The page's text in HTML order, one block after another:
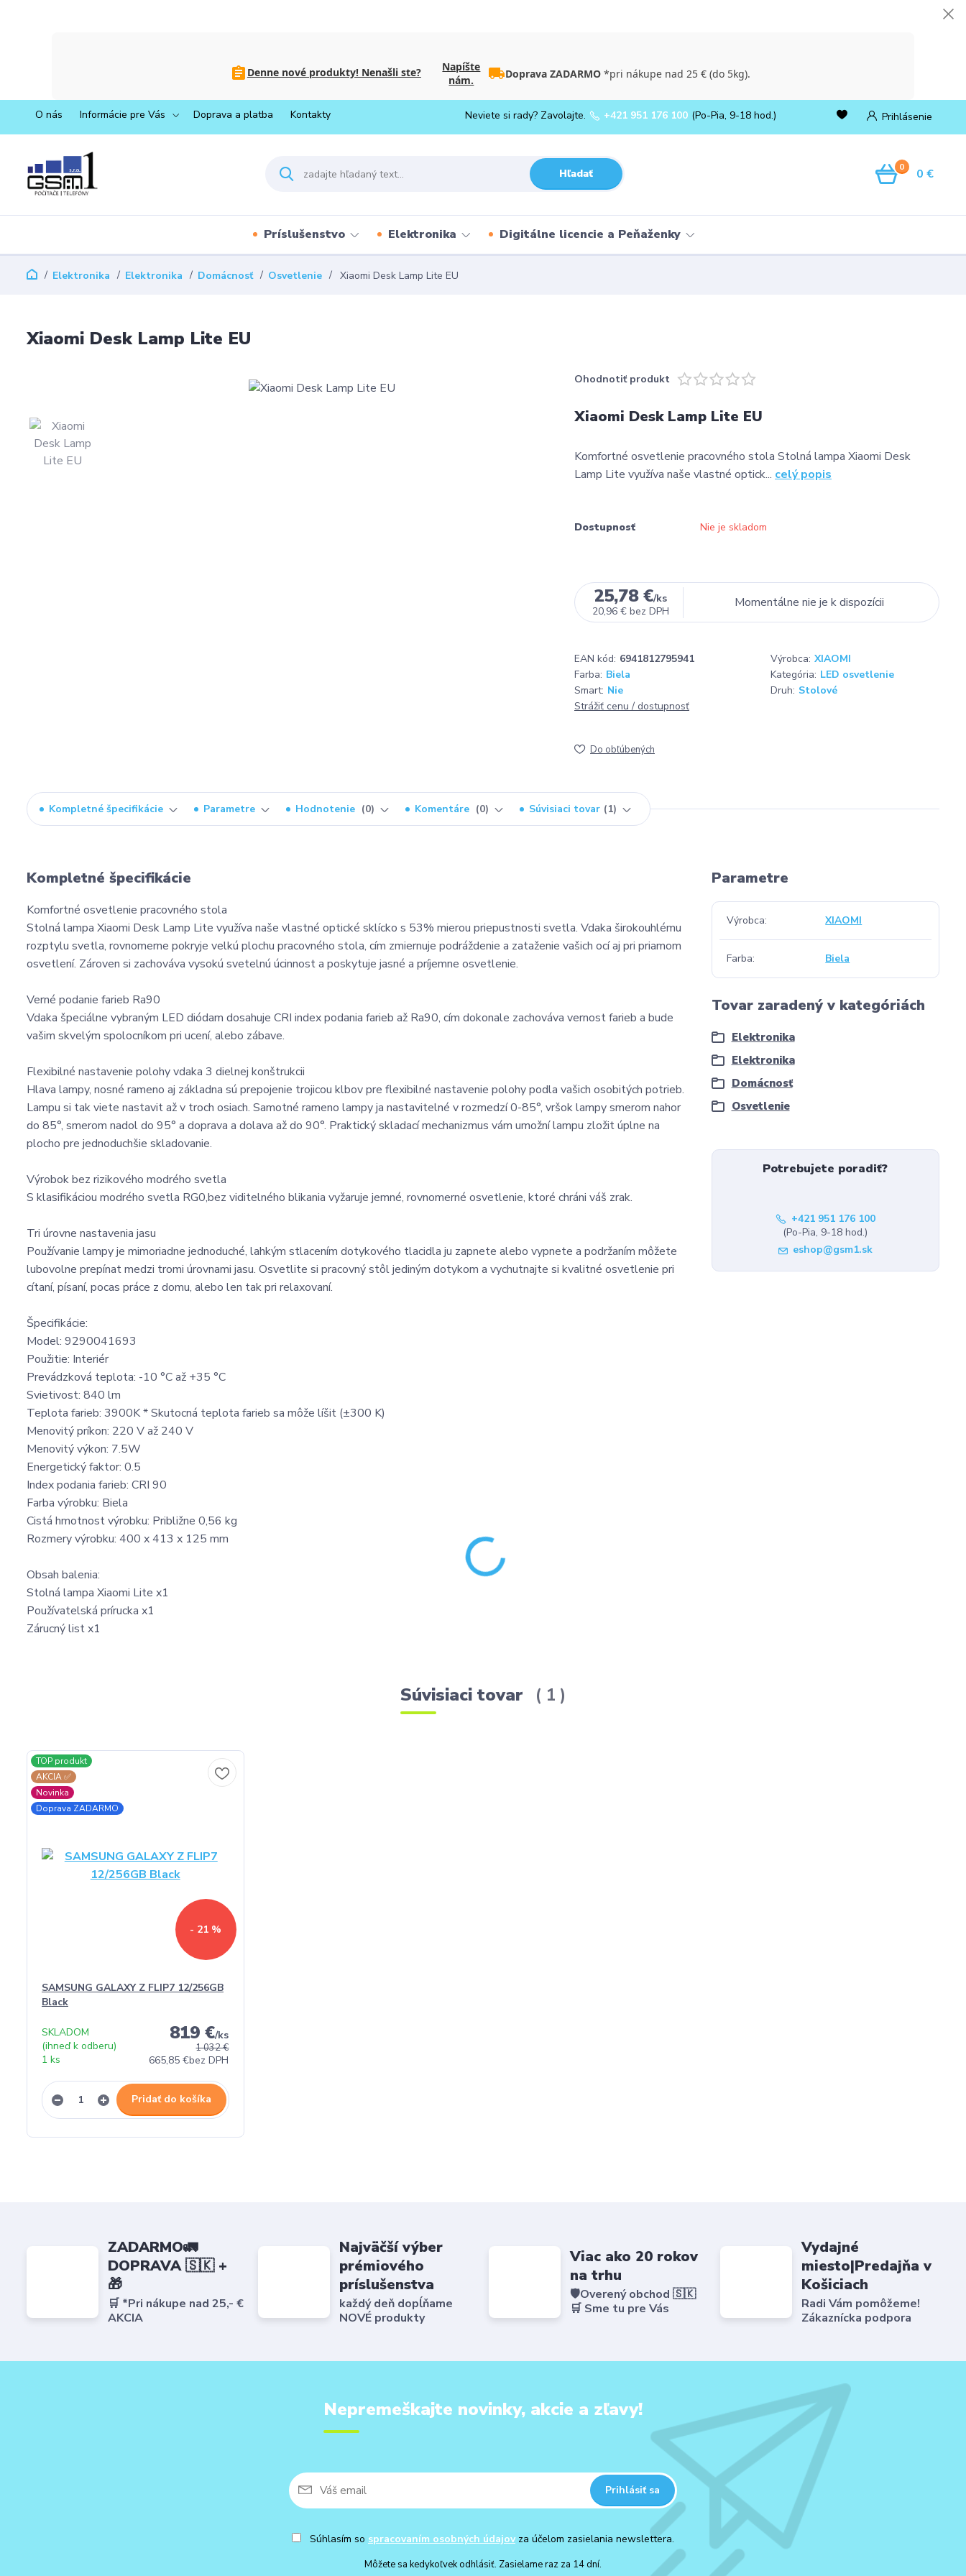
Denne nové produkty! Nenašli ste?
Napíšte
nám.
Doprava ZADARMO*pri nákupe nad 25 € (do 5kg).
O nás Informácie pre Vás Doprava a platba Kontakty Prihlásenie
Hľadať
Neviete si rady? Zavolajte. +421 951 176 100 (Po-Pia, 9-18 hod.)
0 0 €
Príslušenstvo Elektronika Digitálne licencie a Peňaženky
Elektronika Elektronika Domácnosť Osvetlenie Xiaomi Desk Lamp Lite EU
Xiaomi Desk Lamp Lite EU
Ohodnotiť produkt
Xiaomi Desk Lamp Lite EU
Komfortné osvetlenie pracovného stola Stolná lampa Xiaomi Desk
Lamp Lite využíva naše vlastné optick... celý popis
Dostupnosť Nie je skladom
25,78 €/ks
20,96 € bez DPH
Momentálne nie je k dispozícii
EAN kód: 6941812795941 Výrobca: XIAOMI
Farba: Biela Kategória: LED osvetlenie
Smart: Nie Druh: Stolové
Strážiť cenu / dostupnosť
Do obľúbených
Kompletné špecifikácie Parametre Hodnotenie 0 Komentáre 0 Súvisiaci tovar 1
Kompletné špecifikácie
Komfortné osvetlenie pracovného stola
Stolná lampa Xiaomi Desk Lamp Lite využíva naše vlastné optické sklícko s 53% mierou priepustnosti svetla. Vdaka širokouhlému
rozptylu svetla, rovnomerne pokryje velkú plochu pracovného stola, cím zmiernuje podráždenie a zataženie vašich ocí aj pri priamom
osvetlení. Zároven si zachováva vysokú svetelnú úcinnost a poskytuje jasné a príjemne osvetlenie.
Verné podanie farieb Ra90
Vdaka špeciálne vybraným LED diódam dosahuje CRI index podania farieb až Ra90, cím dokonale zachováva vernost farieb a bude
vašim skvelým spolocníkom pri ucení, alebo zábave.
Flexibilné nastavenie polohy vdaka 3 dielnej konštrukcii
Hlava lampy, nosné rameno aj základna sú prepojenie trojicou klbov pre flexibilné nastavenie polohy podla vašich osobitých potrieb.
Lampu si tak viete nastavit až v troch osiach. Samotné rameno lampy ja nastavitelné v rozmedzí 0-85°, vršok lampy smerom nahor
do 85°, smerom nadol do 95° a doprava a dolava až do 90°. Praktický skladací mechanizmus vám umožní lampu zložit úplne na
plocho pre jednoduchšie skladovanie.
Výrobok bez rizikového modrého svetla
S klasifikáciou modrého svetla RG0,bez viditelného blikania vyžaruje jemné, rovnomerné osvetlenie, ktoré chráni váš zrak.
Tri úrovne nastavenia jasu
Používanie lampy je mimoriadne jednoduché, lahkým stlacením dotykového tlacidla ju zapnete alebo vypnete a podržaním môžete
lubovolne prepínat medzi tromi úrovnami jasu. Osvetlite si pracovný stôl jediným dotykom a vychutnajte si kvalitné osvetlenie pri
cítaní, písaní, pocas práce z domu, alebo len tak pri relaxovaní.
Špecifikácie:
Model: 9290041693
Použitie: Interiér
Prevádzková teplota: -10 °C až +35 °C
Svietivost: 840 lm
Teplota farieb: 3900K * Skutocná teplota farieb sa môže líšit (±300 K)
Menovitý príkon: 220 V až 240 V
Menovitý výkon: 7.5W
Energetický faktor: 0.5
Index podania farieb: CRI 90
Farba výrobku: Biela
Cistá hmotnost výrobku: Približne 0,56 kg
Rozmery výrobku: 400 x 413 x 125 mm
Obsah balenia:
Stolná lampa Xiaomi Lite x1
Používatelská prírucka x1
Zárucný list x1
Parametre
Výrobca XIAOMI
Farba Biela
Tovar zaradený v kategóriách
Elektronika
Elektronika
Domácnosť
Osvetlenie
Potrebujete poradiť?
+421 951 176 100
(Po-Pia, 9-18 hod.)
eshop@gsm1.sk
Súvisiaci tovar 1
TOP produkt
AKCIA ✅
Novinka
Doprava ZADARMO
- 21 %
SAMSUNG GALAXY Z FLIP7 12/256GB
Black
1 032 €
819 €/ks
665,85 €bez DPH
SKLADOM
(ihneď k odberu)
1 ks
Pridať do košíka
ZADARMO🚛
DOPRAVA 🇸🇰 +
🎁
🛒 *Pri nákupe nad 25,- €
AKCIA
Najväčší výber
prémiového
príslušenstva
každý deň dopĺňame
NOVÉ produkty
Viac ako 20 rokov
na trhu
🛡️Overený obchod 🇸🇰
🛒 Sme tu pre Vás
Vydajné
miesto|Predajňa v
Košiciach
Radi Vám pomôžeme!
Zákaznícka podpora
Nepremeškajte novinky, akcie a zľavy!
Prihlásiť sa
Súhlasím so spracovaním osobných údajovza účelom zasielania newslettera.
Môžete sa kedykoľvek odhlásiť. Zasielame raz za 14 dní.